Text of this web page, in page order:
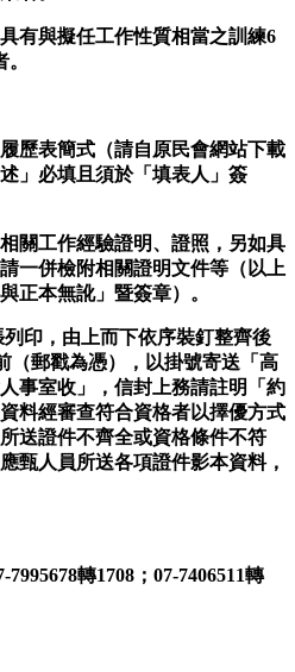
有與擬任工作性質相當之訓練6
歷表簡式（請自原民會網站下載
」必填且須於「填表人」簽
關工作經驗證明、證照，另如具
一併檢附相關證明文件等（以上
正本無訛」暨簽章）。
印，由上而下依序裝釘整齊後
（郵戳為憑），以掛號寄送「高
事室收」，信封上務請註明「約
料經審查符合資格者以擇優方式
送證件不齊全或資格條件不符
甄人員所送各項證件影本資料，
轉1708；07-7406511轉